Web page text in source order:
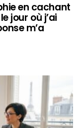
en cachant
jour où j’ai
m’a